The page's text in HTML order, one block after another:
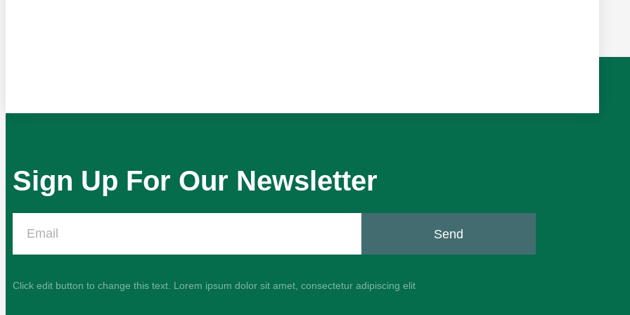
Sign Up For Our Newsletter
Send
Click edit button to change this text. Lorem ipsum dolor sit amet, consectetur adipiscing elit